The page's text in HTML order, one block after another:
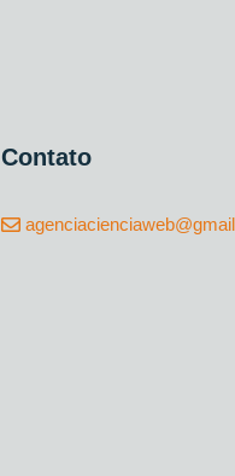
Contato